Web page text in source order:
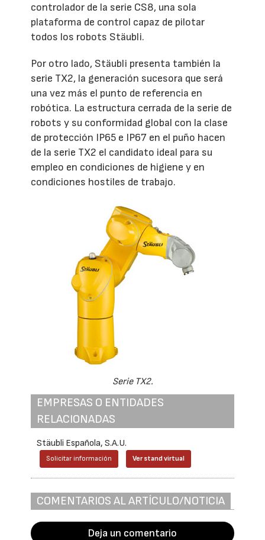
controlador de la serie CS8, una sola
plataforma de control capaz de pilotar
todos los robots Stäubli.
Por otro lado, Stäubli presenta también la
serie TX2, la generación sucesora que será
una vez más el punto de referencia en
robótica. La estructura cerrada de la serie de
robots y su conformidad global con la clase
de protección IP65 e IP67 en el puño hacen
de la serie TX2 el candidato ideal para su
empleo en condiciones de higiene y en
condiciones hostiles de trabajo.
Serie TX2.
EMPRESAS O ENTIDADES
RELACIONADAS
Stäubli Española, S.A.U.
Solicitar información Ver stand virtual
COMENTARIOS AL ARTÍCULO/NOTICIA
Deja un comentario